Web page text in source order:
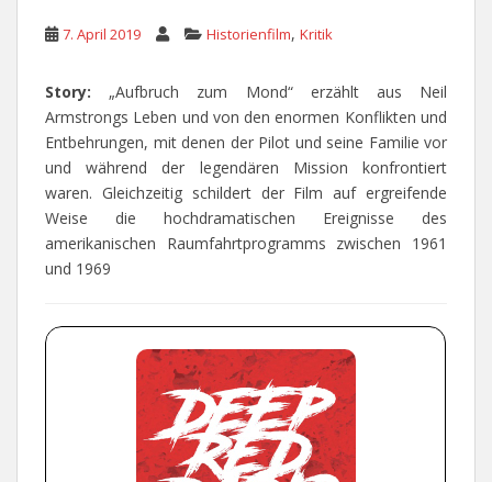
7. April 2019 Historienfilm, Kritik
Story: „Aufbruch zum Mond“ erzählt aus Neil
Armstrongs Leben und von den enormen Konflikten und
Entbehrungen, mit denen der Pilot und seine Familie vor
und während der legendären Mission konfrontiert
waren. Gleichzeitig schildert der Film auf ergreifende
Weise die hochdramatischen Ereignisse des
amerikanischen Raumfahrtprogramms zwischen 1961
und 1969